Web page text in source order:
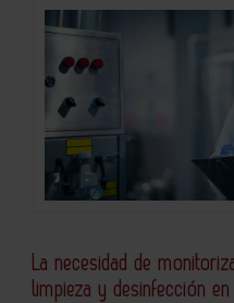
La necesidad de
limpieza y desinfección